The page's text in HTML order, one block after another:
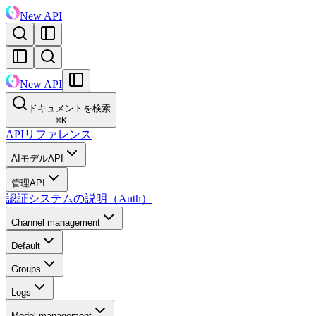
New API
New API
ドキュメントを検索
⌘K
APIリファレンス
AIモデルAPI
管理API
認証システムの説明（Auth）
Channel management
Default
Groups
Logs